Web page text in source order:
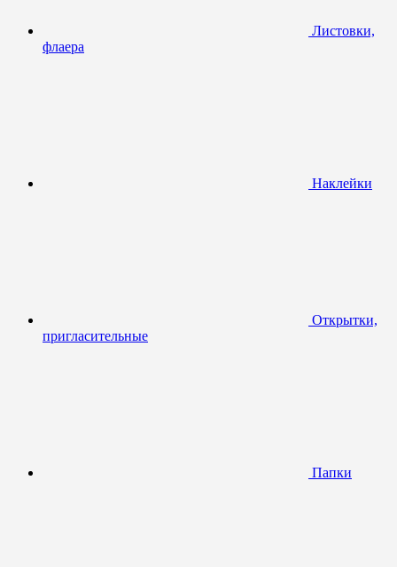
Листовки,
флаера
Наклейки
Открытки,
пригласительные
Папки